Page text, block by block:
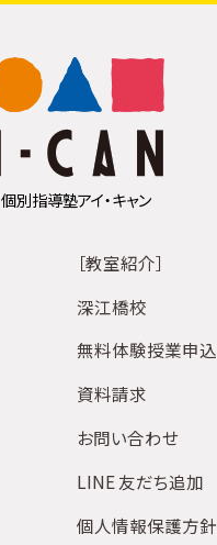
個別指導塾アイ・キャン
［教室紹介］
深江橋校
無料体験授業申込
資料請求
お問い合わせ
LINE 友だち追加
個人情報保護方針